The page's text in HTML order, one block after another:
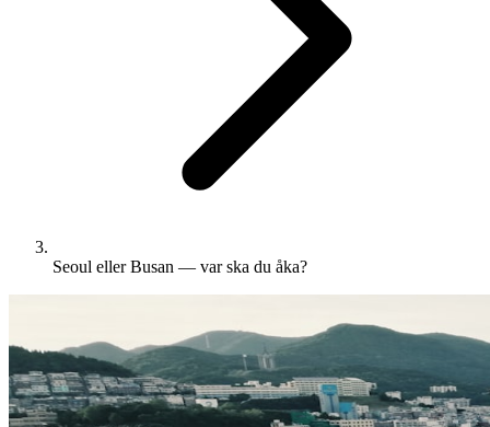
Seoul eller Busan — var ska du åka?